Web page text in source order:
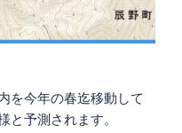
を今年の春迄移動して
と予測されます。